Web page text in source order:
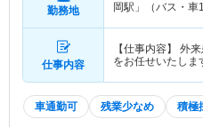
勤務地
岡駅」（バス・車
仕事内容
【仕事内容】 外
車通勤可 残業少なめ 積極